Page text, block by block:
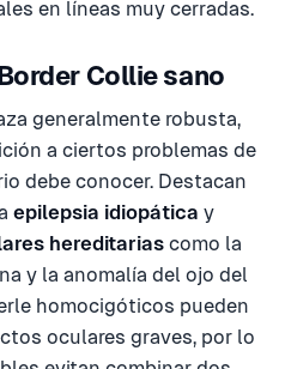
en líneas muy cerradas.
Collie sano
generalmente robusta,
a ciertos problemas de
debe conocer. Destacan
epilepsia idiopática y
hereditarias como la
y la anomalía del ojo del
homocigóticos pueden
oculares graves, por lo